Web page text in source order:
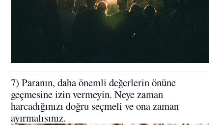
7) Paranın, daha önemli değerlerin önüne
geçmesine izin vermeyin. Neye zaman
harcadığınızı doğru seçmeli ve ona zaman
ayırmalısınız.